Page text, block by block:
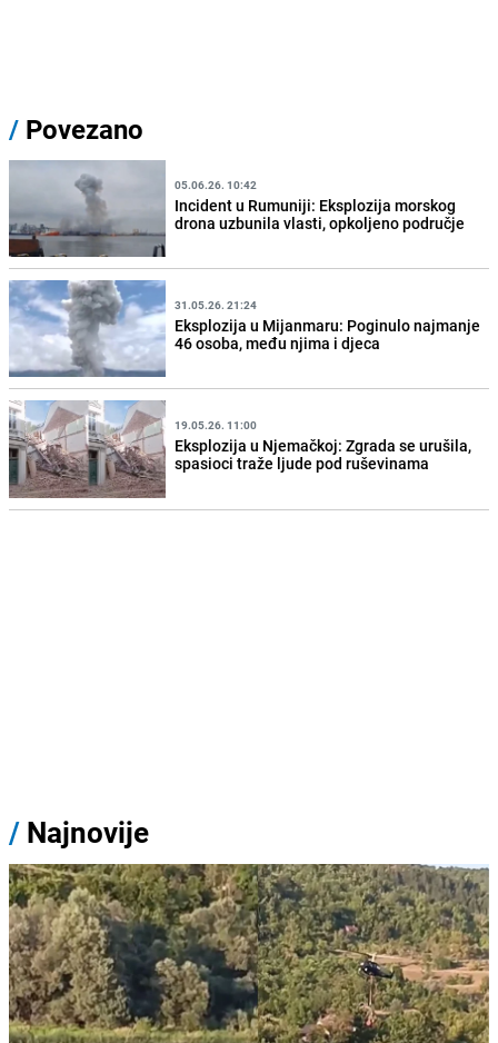
/ Povezano
05.06.26. 10:42
Incident u Rumuniji: Eksplozija morskog
drona uzbunila vlasti, opkoljeno područje
31.05.26. 21:24
Eksplozija u Mijanmaru: Poginulo najmanje
46 osoba, među njima i djeca
19.05.26. 11:00
Eksplozija u Njemačkoj: Zgrada se urušila,
spasioci traže ljude pod ruševinama
/ Najnovije